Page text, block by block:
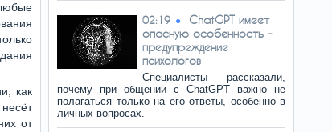
как
от
02:19
ChatGPT имеет
опасную особенность -
предупреждение
психологов
Специалисты рассказали,
почему при общении с ChatGPT важно не
полагаться только на его ответы, особенно в
личных вопросах.